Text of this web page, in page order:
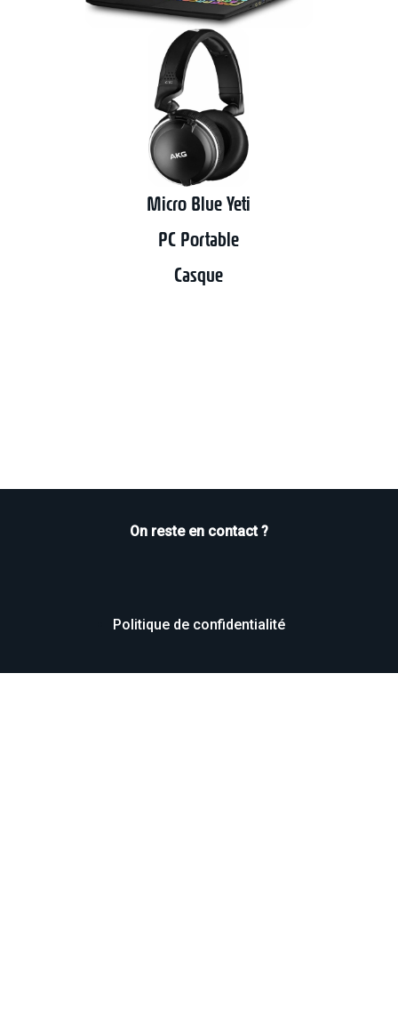
Micro Blue Yeti
PC Portable
Casque
On reste en contact ?
Politique de confidentialité